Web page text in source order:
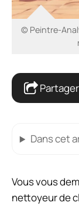
© Peintre-
Dans cet
Vous vous
nettoyeur de